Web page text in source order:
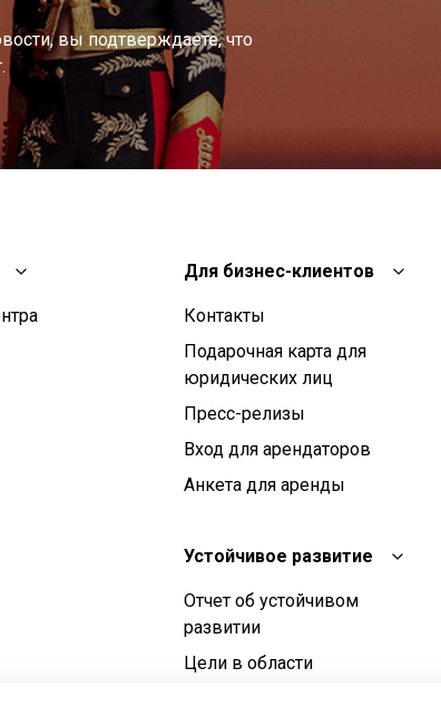
вы подтверждаете, что
Для бизнес-клиентов
Контакты
Подарочная карта для
юридических лиц
Пресс-релизы
Вход для арендаторов
Анкета для аренды
Устойчивое развитие
Отчет об устойчивом
развитии
Цели в области